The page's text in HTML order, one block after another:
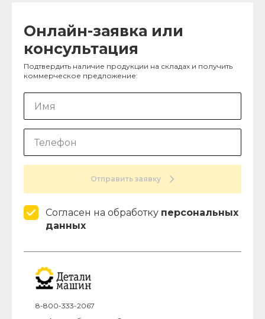
Онлайн-заявка или
консультация
Подтвердить наличие продукции на складах и получить
коммерческое предложение:
Отправить заявку
Согласен на обработку персональных
данных
8-800-333-2067